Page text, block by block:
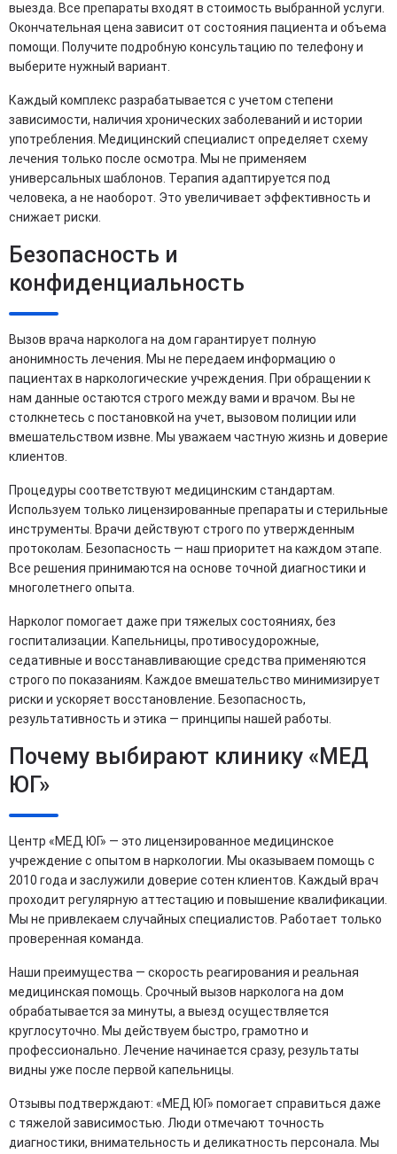
выезда. Все препараты входят в стоимость выбранной услуги.
Окончательная цена зависит от состояния пациента и объема
помощи. Получите подробную консультацию по телефону и
выберите нужный вариант.
Каждый комплекс разрабатывается с учетом степени
зависимости, наличия хронических заболеваний и истории
употребления. Медицинский специалист определяет схему
лечения только после осмотра. Мы не применяем
универсальных шаблонов. Терапия адаптируется под
человека, а не наоборот. Это увеличивает эффективность и
снижает риски.
Безопасность и
конфиденциальность
Вызов врача нарколога на дом гарантирует полную
анонимность лечения. Мы не передаем информацию о
пациентах в наркологические учреждения. При обращении к
нам данные остаются строго между вами и врачом. Вы не
столкнетесь с постановкой на учет, вызовом полиции или
вмешательством извне. Мы уважаем частную жизнь и доверие
клиентов.
Процедуры соответствуют медицинским стандартам.
Используем только лицензированные препараты и стерильные
инструменты. Врачи действуют строго по утвержденным
протоколам. Безопасность — наш приоритет на каждом этапе.
Все решения принимаются на основе точной диагностики и
многолетнего опыта.
Нарколог помогает даже при тяжелых состояниях, без
госпитализации. Капельницы, противосудорожные,
седативные и восстанавливающие средства применяются
строго по показаниям. Каждое вмешательство минимизирует
риски и ускоряет восстановление. Безопасность,
результативность и этика — принципы нашей работы.
Почему выбирают клинику «МЕД
ЮГ»
Центр «МЕД ЮГ» — это лицензированное медицинское
учреждение с опытом в наркологии. Мы оказываем помощь с
2010 года и заслужили доверие сотен клиентов. Каждый врач
проходит регулярную аттестацию и повышение квалификации.
Мы не привлекаем случайных специалистов. Работает только
проверенная команда.
Наши преимущества — скорость реагирования и реальная
медицинская помощь. Срочный вызов нарколога на дом
обрабатывается за минуты, а выезд осуществляется
круглосуточно. Мы действуем быстро, грамотно и
профессионально. Лечение начинается сразу, результаты
видны уже после первой капельницы.
Отзывы подтверждают: «МЕД ЮГ» помогает справиться даже
с тяжелой зависимостью. Люди отмечают точность
диагностики, внимательность и деликатность персонала. Мы